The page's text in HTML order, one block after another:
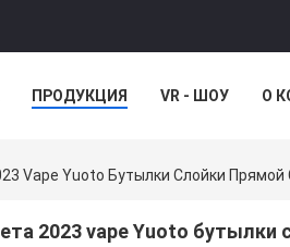
ПРОДУКЦИЯ VR - ШОУ О
Vape Yuoto Бутылки Слойки
2023 vape Yuoto бутылки